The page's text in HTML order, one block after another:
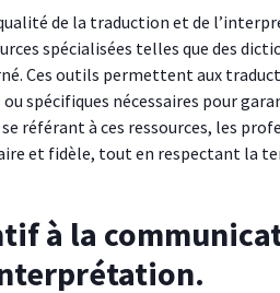
de la traduction et de
spécialisées telles que des
Ces outils permettent aux
spécifiques nécessaires pour
référant à ces ressources, les
et fidèle, tout en respectant la
à la